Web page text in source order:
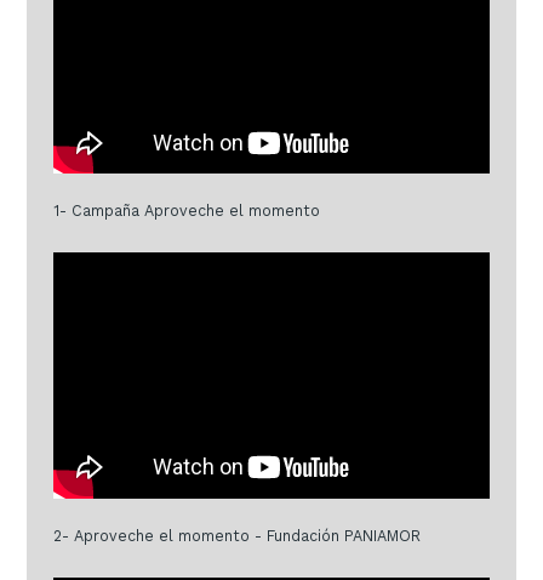
1- Campaña Aproveche el momento
2- Aproveche el momento - Fundación PANIAMOR